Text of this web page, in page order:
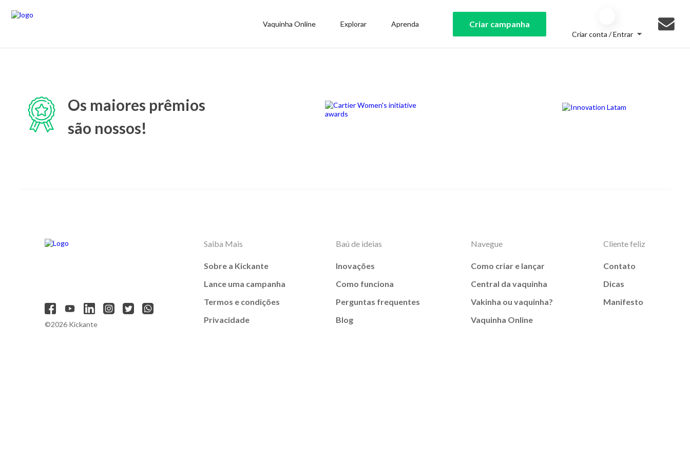
Vaquinha Online Explorar Aprenda Criar campanha
Criar conta / Entrar
Os maiores prêmios
são nossos!
©2026 Kickante
Saiba Mais
Sobre a Kickante
Lance uma campanha
Termos e condições
Privacidade
Baú de ideias
Inovações
Como funciona
Perguntas frequentes
Blog
Navegue
Como criar e lançar
Central da vaquinha
Vakinha ou vaquinha?
Vaquinha Online
Cliente feliz
Contato
Dicas
Manifesto